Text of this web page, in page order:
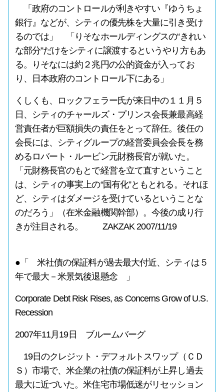
「政府のコントロールが利きやすい『ゆうちょ
銀行』などが、シティの優先株を大量に引き受け
るのでは」 「りそなホールディングスの“きれい
な部分”だけをシティに譲渡するというやり方もあ
る。りそなには約２兆円の公的資金が入ってお
り、日本政府のコントロール下にある」
くしくも、ロックフェラー氏が来日中の１１月５
日、シティのチャールズ・プリンス会長兼最高経
営責任者が巨額損失の責任をとって辞任。後任の
会長には、シティグループの経営委員会会長を務
めるロバート・ルービン元財務長官が就いた。
「元財務長官のもとで経営を立て直すということ
は、シティの事実上の“国有化”ともとれる。それほ
ど、シティはダメージを受けているということな
のだろう」（在米金融機関幹部）。今後の成り行
きが注目される。 ZAKZAK 2007/11/19
●「 米社債の保証料が過去最大付近、シティは５
年で最大－米景気後退懸念 」
Corporate Debt Risk Rises, as Concerns Grow of U.S.
Recession
2007年11月19日 ブルームバーグ
19日のクレジット・デフォルトスワップ（ＣＤ
Ｓ）市場で、米企業の社債の保証料が上昇し過去
最大に近づいた。米住宅市場低迷がリセッション